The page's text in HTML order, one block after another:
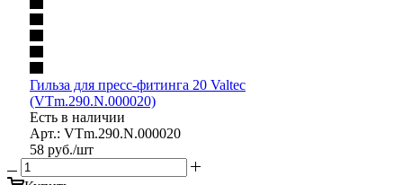
Гильза для пресс-фитинга 20 Valtec
(VTm.290.N.000020)
Есть в наличии
Арт.: VTm.290.N.000020
58 руб./шт